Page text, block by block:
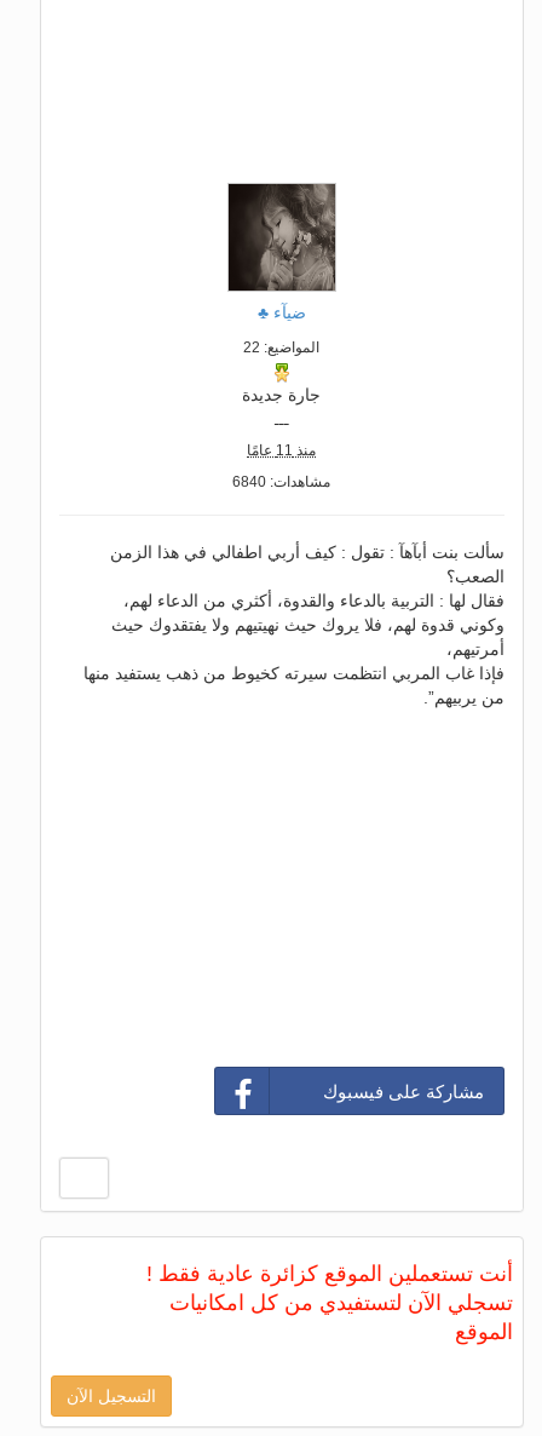
ضيآء ♣
المواضيع: 22
جارة جديدة
ـــ
منذ 11 عامًا
مشاهدات: 6840
ﺳﺄﻟﺖ ﺑﻨﺖ ﺃﺑﺂﻫﺂ : تقول : كيف أربي اطفالي في هذا الزمن
الصعب؟
فقال لها : التربية بالدعاء والقدوة، أكثري من الدعاء لهم،
وكوني قدوة لهم، فلا يروك حيث نهيتيهم ولا يفتقدوك حيث
أمرتيهم،
فإذا غاب المربي انتظمت سيرته كخيوط من ذهب يستفيد منها
من يربيهم”.
مشاركة على فيسبوك
أنت تستعملين الموقع كزائرة عادية فقط !
تسجلي الآن لتستفيدي من كل امكانيات
الموقع
التسجيل الآن